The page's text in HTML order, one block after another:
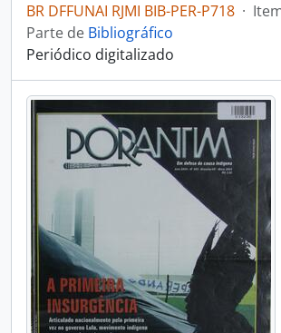
BR DFFUNAI RJMI BIB-PER-P718 ·
Parte de Bibliográfico
Periódico digitalizado